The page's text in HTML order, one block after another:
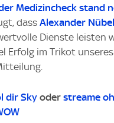
Medizincheck stand
dassAlexander Nübel
Dienste leisten
Erfolg im Trikot
dir Sky oder streame